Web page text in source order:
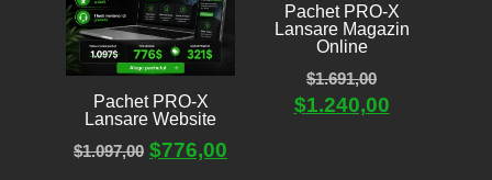
Pachet PRO-X
Lansare Website
$1.097,00 $776,00
Pachet PRO-X
Lansare Magazin
Online
$1.691,00
$1.240,00